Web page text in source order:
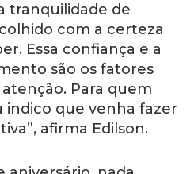
tranquilidade de
com a certeza
Essa confiança e a
são os fatores
Para quem
indico que venha fazer
afirma Edilson.